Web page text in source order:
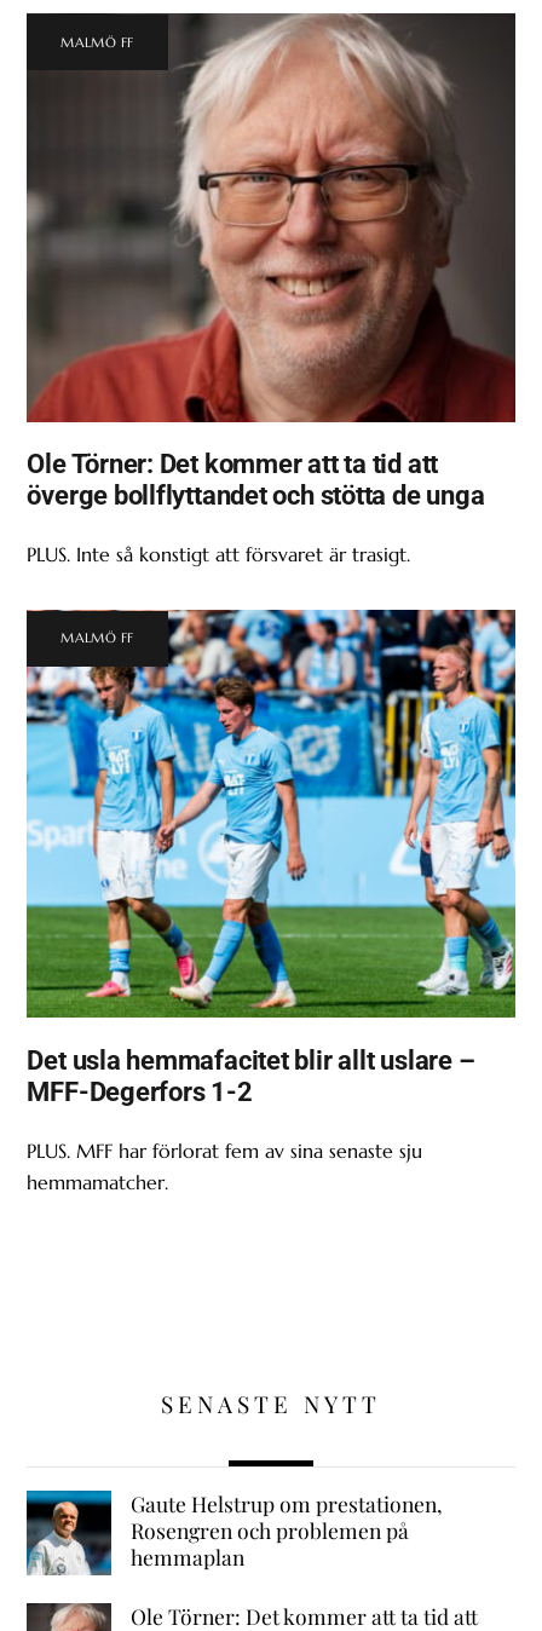
MALMÖ FF
Ole Törner: Det kommer att ta tid att
överge bollflyttandet och stötta de unga
PLUS. Inte så konstigt att försvaret är trasigt.
MALMÖ FF
Det usla hemmafacitet blir allt uslare –
MFF-Degerfors 1-2
PLUS. MFF har förlorat fem av sina senaste sju
hemmamatcher.
SENASTE NYTT
Gaute Helstrup om prestationen,
Rosengren och problemen på
hemmaplan
Ole Törner: Det kommer att ta tid att